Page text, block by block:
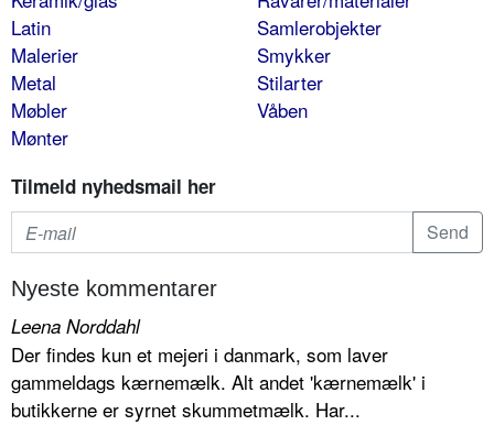
Latin
Malerier
Metal
Møbler
Mønter
Samlerobjekter
Smykker
Stilarter
Våben
Tilmeld nyhedsmail her
Nyeste kommentarer
Leena Norddahl
Der findes kun et mejeri i danmark, som laver
gammeldags kærnemælk. Alt andet 'kærnemælk' i
butikkerne er syrnet skummetmælk. Har...